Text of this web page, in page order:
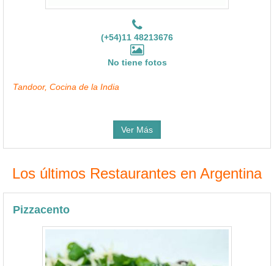
(+54)11 48213676
No tiene fotos
Tandoor, Cocina de la India
Ver Más
Los últimos Restaurantes en Argentina
Pizzacento